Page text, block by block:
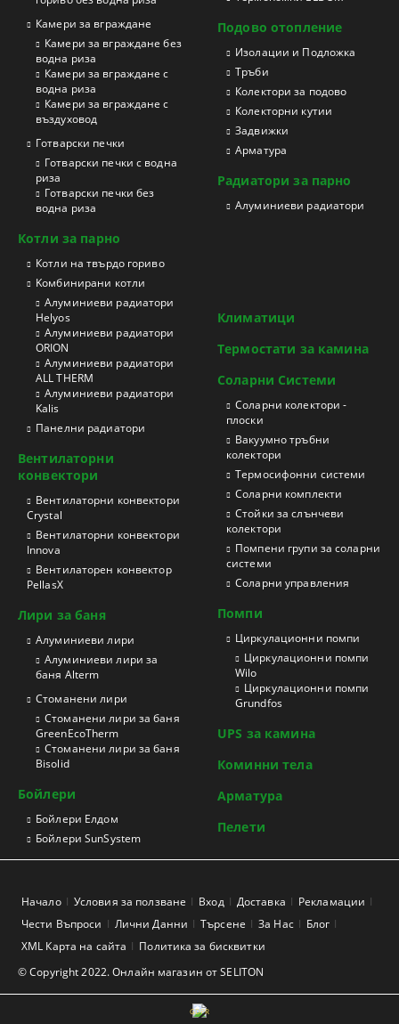
Камери за вграждане
Камери за вграждане без
водна риза
Камери за вграждане с
водна риза
Камери за вграждане с
въздуховод
Готварски печки
Готварски печки с водна
риза
Готварски печки без
водна риза
Котли за парно
Котли на твърдо гориво
Kомбинирани котли
Подово отопление
Изолации и Подложка
Тръби
Колектори за подово
Колекторни кутии
Задвижки
Арматура
Радиатори за парно
Aлуминиеви радиатори
Aлуминиеви радиатори
Helyos
Aлуминиеви радиатори
ORION
Aлуминиеви радиатори
ALL THERM
Aлуминиеви радиатори
Kalis
Панелни радиатори
Вентилаторни
конвектори
Вентилаторни конвектори
Crystal
Вентилаторни конвектори
Innova
Вентилаторен конвектор
PellasX
Лири за баня
Aлуминиеви лири
Алуминиеви лири за
баня Alterm
Стоманени лири
Стоманени лири за баня
GreenEcoTherm
Стоманени лири за баня
Bisolid
Бойлери
Бойлери Елдом
Бойлери SunSystem
Климатици
Термостати за камина
Соларни Системи
Соларни колектори -
плоски
Вакуумно тръбни
колектори
Термосифонни системи
Соларни комплекти
Стойки за слънчеви
колектори
Помпени групи за соларни
системи
Соларни управления
Помпи
Циркулационни помпи
Циркулационни помпи
Wilo
Циркулационни помпи
Grundfos
UPS за камина
Коминни тела
Арматура
Пелети
© Copyright 2022. Онлайн магазин от SELITON
Начало Условия за ползване Вход Доставка
Рекламации
Чести Въпроси
Лични Данни Търсене За Нас
Блог
XML Карта на сайта
Политика за бисквитки
GDPR